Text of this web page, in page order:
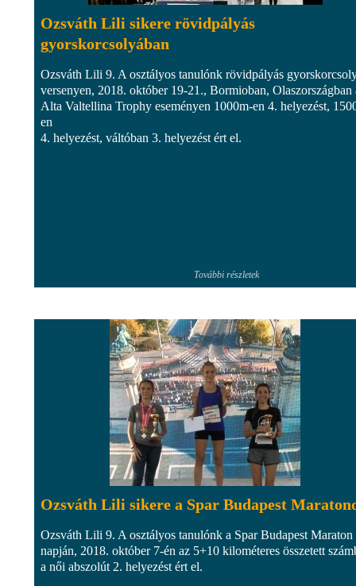
Ozsváth Lili sikere rövidpályás
gyorskorcsolyában
Ozsváth Lili 9. A osztályos tanulónk rövidpályás
versenyen, 2018. október 19-21., Bormioban, Olaszországban
Alta Valtellina Trophy eseményen 1000m-en 4. helyezést,
en
4. helyezést, váltóban 3. helyezést ért el.
További részletek
Ozsváth Lili sikere a Spar Budapest
Ozsváth Lili 9. A osztályos tanulónk a Spar Budapest Maraton
napján, 2018. október 7-én az 5+10 kilométeres összetett
a női abszolút 2. helyezést ért el.